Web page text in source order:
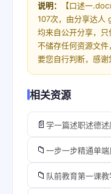
说明：
【口述一
107次，由分享达人
均来自公开分享，
不储存任何资源文
要您自行判断，感谢
相关资源
📄 学一篇述职述德
📁 一步一步精通单
📁 队前教育第一课